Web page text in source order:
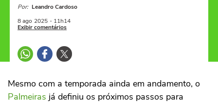
Por: Leandro Cardoso
8 ago 2025 - 11h14
Exibir comentários
Mesmo com a temporada ainda em andamento, o
Palmeiras já definiu os próximos passos para